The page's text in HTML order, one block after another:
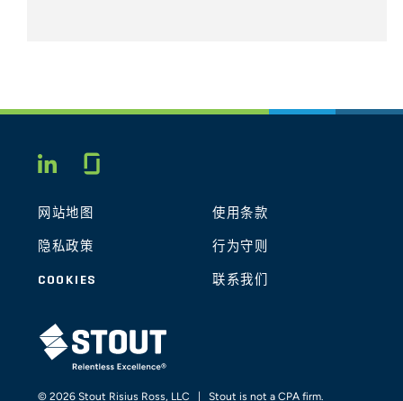
LINKEDIN
网站地图 使用条款
隐私政策 行为守则
COOKIES 联系我们
STOUT LOGO
© 2026 Stout Risius Ross, LLC | Stout is not a CPA firm.